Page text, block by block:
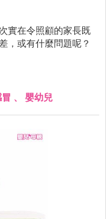
實在令照顧的家長既
，或有什麼問題呢？
、 嬰幼兒